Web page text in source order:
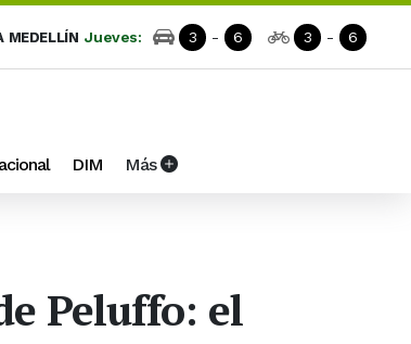
MEDELLÍN Jueves: 3 - 6 3 - 6
DIM Más
Peluffo: el